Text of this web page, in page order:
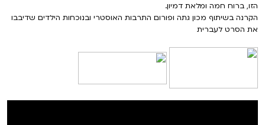
הזו, ברוח חמה ומלאת דמיון.
הקרנה בשיתוף מכון גתה ופורום התרבות האוסטרי ובנוכחות הילדים שדיבבו
את הסרט לעברית